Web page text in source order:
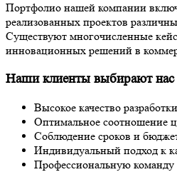
Портфолио нашей компании
реализованных проектов
Существуют многочисленные
инновационных решений в
Наши клиенты выбирают нас
Высокое качество
Оптимальное соотношение
Соблюдение сроков и
Индивидуальный подход к
Профессиональную